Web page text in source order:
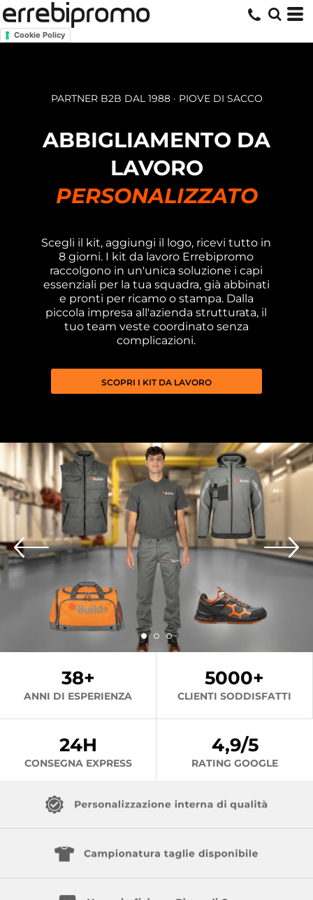
Cookie Policy
PARTNER B2B DAL 1988 · PIOVE DI SACCO
ABBIGLIAMENTO DA
LAVORO
PERSONALIZZATO
Scegli il kit, aggiungi il logo, ricevi tutto in
8 giorni. I kit da lavoro Errebipromo
raccolgono in un'unica soluzione i capi
essenziali per la tua squadra, già abbinati
e pronti per ricamo o stampa. Dalla
piccola impresa all'azienda strutturata, il
tuo team veste coordinato senza
complicazioni.
SCOPRI I KIT DA LAVORO
38+
ANNI DI ESPERIENZA
5000+
CLIENTI SODDISFATTI
24H
CONSEGNA EXPRESS
4,9/5
RATING GOOGLE